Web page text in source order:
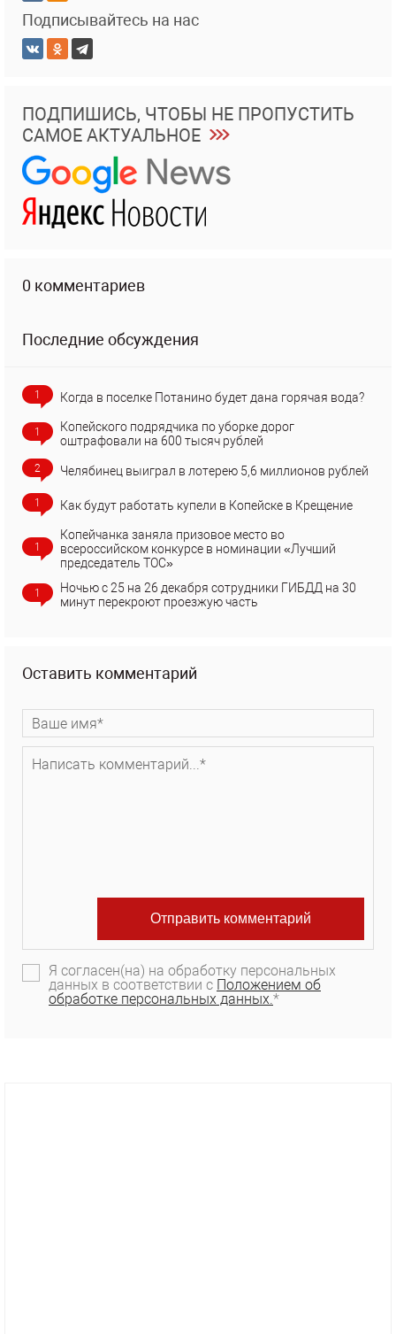
Подписывайтесь на нас
ПОДПИШИСЬ, ЧТОБЫ НЕ ПРОПУСТИТЬ
САМОЕ АКТУАЛЬНОЕ
0 комментариев
Последние обсуждения
1 Когда в поселке Потанино будет дана горячая вода?
1
Копейского подрядчика по уборке дорог
оштрафовали на 600 тысяч рублей
2 Челябинец выиграл в лотерею 5,6 миллионов рублей
1 Как будут работать купели в Копейске в Крещение
1
Копейчанка заняла призовое место во
всероссийском конкурсе в номинации «Лучший
председатель ТОС»
1
Ночью с 25 на 26 декабря сотрудники ГИБДД на 30
минут перекроют проезжую часть
Оставить комментарий
Я согласен(на) на обработку персональных
данных в соответствии с Положением об
обработке персональных данных.*